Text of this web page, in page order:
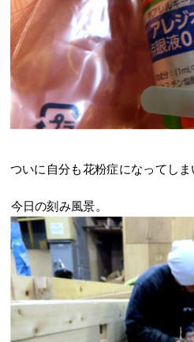
ついに自分も花粉症になってしま
今日の刻み風景。